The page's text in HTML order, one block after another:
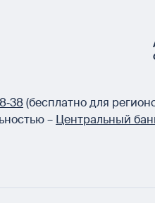
(бесплатно для
– Центральный